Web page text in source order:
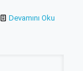
Devamını Oku